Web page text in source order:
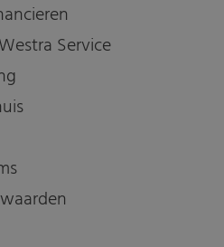
Service